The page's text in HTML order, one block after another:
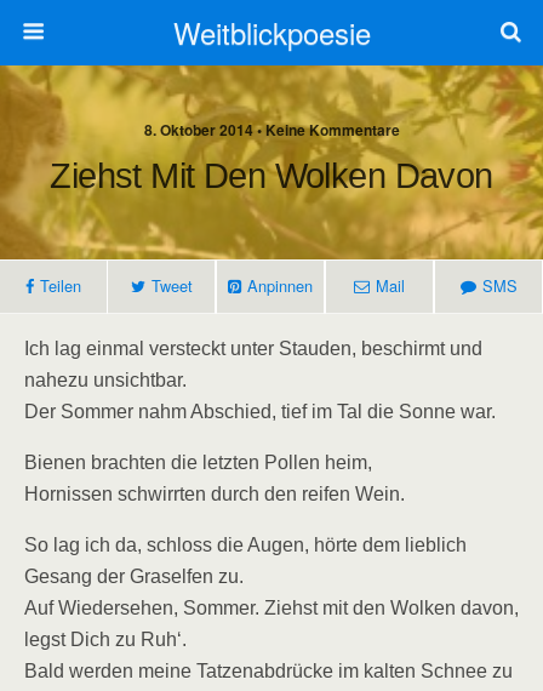
Weitblickpoesie
8. Oktober 2014 • Keine Kommentare
Ziehst Mit Den Wolken Davon
Teilen Tweet Anpinnen Mail SMS
Ich lag einmal versteckt unter Stauden, beschirmt und
nahezu unsichtbar.
Der Sommer nahm Abschied, tief im Tal die Sonne war.
Bienen brachten die letzten Pollen heim,
Hornissen schwirrten durch den reifen Wein.
So lag ich da, schloss die Augen, hörte dem lieblich
Gesang der Graselfen zu.
Auf Wiedersehen, Sommer. Ziehst mit den Wolken davon,
legst Dich zu Ruh‘.
Bald werden meine Tatzenabdrücke im kalten Schnee zu